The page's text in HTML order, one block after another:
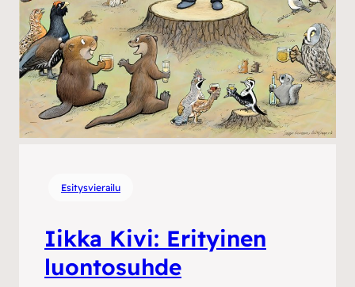
Esitysvierailu
Iikka Kivi: Erityinen
luontosuhde